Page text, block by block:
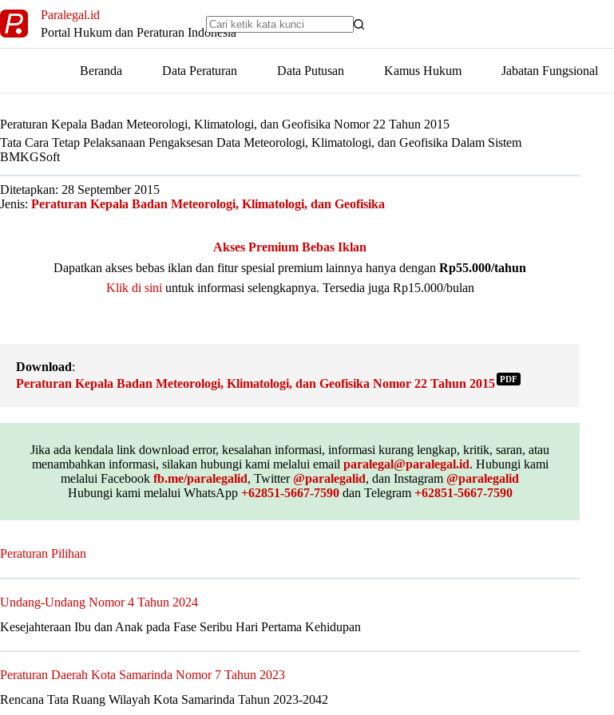
to
content
Paralegal.id
Portal Hukum dan Peraturan Indonesia
Beranda Data Peraturan Data Putusan Kamus Hukum Jabatan Fungsional
Peraturan Kepala Badan Meteorologi, Klimatologi, dan Geofisika Nomor 22 Tahun 2015
Tata Cara Tetap Pelaksanaan Pengaksesan Data Meteorologi, Klimatologi, dan Geofisika Dalam Sistem
BMKGSoft
Ditetapkan: 28 September 2015
Jenis: Peraturan Kepala Badan Meteorologi, Klimatologi, dan Geofisika
Akses Premium Bebas Iklan
Dapatkan akses bebas iklan dan fitur spesial premium lainnya hanya dengan Rp55.000/tahun
Klik di sini untuk informasi selengkapnya. Tersedia juga Rp15.000/bulan
Download:
Peraturan Kepala Badan Meteorologi, Klimatologi, dan Geofisika Nomor 22 Tahun 2015 PDF
Jika ada kendala link download error, kesalahan informasi, informasi kurang lengkap, kritik, saran, atau
menambahkan informasi, silakan hubungi kami melalui email paralegal@paralegal.id. Hubungi kami
melalui Facebook fb.me/paralegalid, Twitter@paralegalid, dan Instagram @paralegalid
Hubungi kami melalui WhatsApp +62851-5667-7590dan Telegram +62851-5667-7590
Peraturan Pilihan
Undang-Undang Nomor 4 Tahun 2024
Kesejahteraan Ibu dan Anak pada Fase Seribu Hari Pertama Kehidupan
Peraturan Daerah Kota Samarinda Nomor 7 Tahun 2023
Rencana Tata Ruang Wilayah Kota Samarinda Tahun 2023-2042